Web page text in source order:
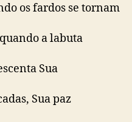
os fardos se tornam
a labuta
Sua
Sua paz